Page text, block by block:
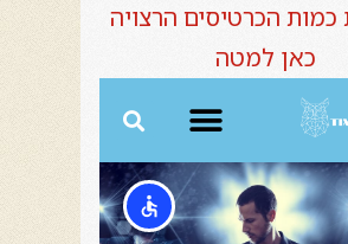
הכרטיסים הרצויה
כאן למטה